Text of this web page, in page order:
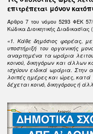
επιτρέπεται μόνον
Άρθρο 7 του νόμου 5293 ΦΕΚ
Κώδικα Διοικητικής Διαδικασίας
«1. Κάθε δημόσιος φορέας,
υποστήριξή του οργανικής
αναρτημένα τα ωράρια
κοινού, δικηγόρων και άλλων
ισχύουν ειδικά ωράρια. Στην
λοιπές ημέρες και ώρες, κατά
δέχεται κοινό, δικηγόρους ή